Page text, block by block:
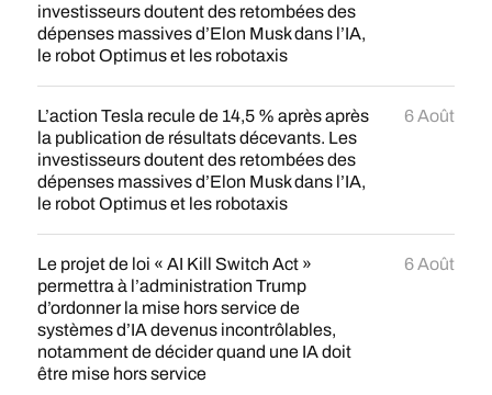
investisseurs doutent des retombées des
dépenses massives d’Elon Musk dans l’IA,
le robot Optimus et les robotaxis
L’action Tesla recule de 14,5 % après après
la publication de résultats décevants. Les
investisseurs doutent des retombées des
dépenses massives d’Elon Musk dans l’IA,
le robot Optimus et les robotaxis
6 Août
Le projet de loi « AI Kill Switch Act »
permettra à l’administration Trump
d’ordonner la mise hors service de
systèmes d’IA devenus incontrôlables,
notamment de décider quand une IA doit
être mise hors service
6 Août